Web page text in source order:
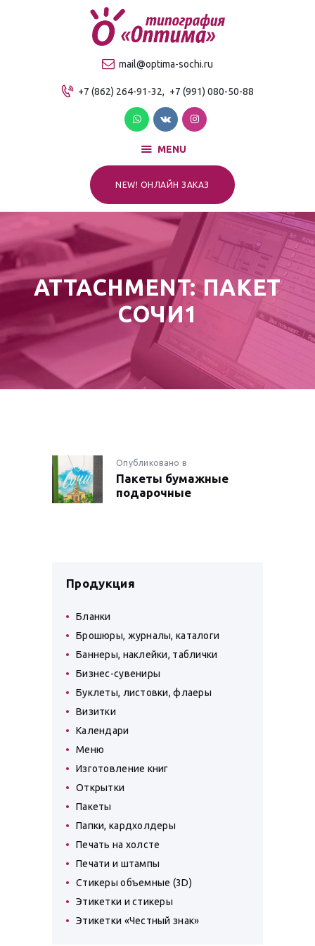
mail@optima-sochi.ru
+7 (862) 264-91-32, +7 (991) 080-50-88
MENU
NEW! ОНЛАЙН ЗАКАЗ
ATTACHMENT: ПАКЕТ
СОЧИ1
Качественная типография в Сочи
О компании
Продукция
Услуги
Прайс-лист
Для клиентов
НАВИГАЦИЯ
ПО
Опубликовано вПредыдущая
запись:
Пакеты бумажные
подарочные
Продукция
Бланки
Брошюры, журналы, каталоги
Баннеры, наклейки, таблички
Бизнес-сувениры
Буклеты, листовки, флаеры
Визитки
Календари
Меню
Изготовление книг
Открытки
Пакеты
Папки, кардхолдеры
Печать на холсте
Печати и штампы
Стикеры объемные (3D)
Этикетки и стикеры
Этикетки «Честный знак»